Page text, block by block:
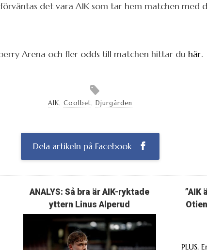
det vara AIK som tar hem matchen med
Arena och fler odds till matchen hittar du här.
AIK, Coolbet, Djurgården
Dela artikeln på Facebook
ANALYS: Så bra är AIK-ryktade
yttern Linus Alperud
”AIK
PLUS.